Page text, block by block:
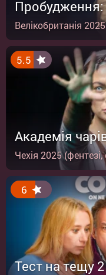
Пробудження:
Велікобританія
5.5
Академія
Чехія 2025
6
Тест на тещу 2